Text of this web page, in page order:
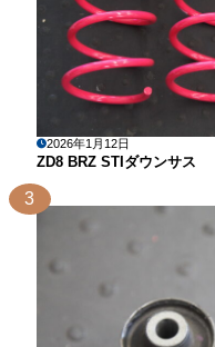
2026年1月12日
ZD8 BRZ STIダウンサス
3